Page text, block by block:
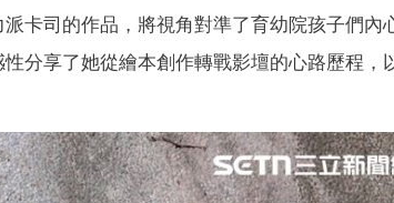
卡司的作品，將視角對準了育幼院孩子們內
分享了她從繪本創作轉戰影壇的心路歷程，